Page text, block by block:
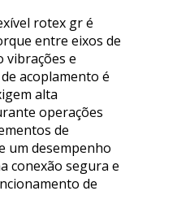
rotex gr é
entre eixos de
vibrações e
acoplamento é
alta
operações
de
um desempenho
conexão segura e
de